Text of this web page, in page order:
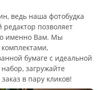
ведь наша фотобудка
позволяет
именно Вам. Мы
бумаге с идеальной
загружайте
в пару кликов!